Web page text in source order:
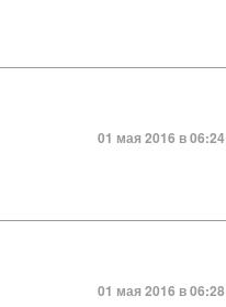
01 мая 2016 в 06:24
01 мая 2016 в 06:28